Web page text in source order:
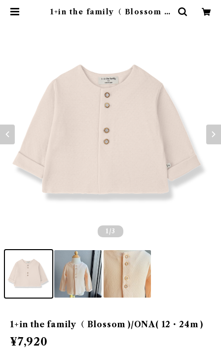
1+in the family（ Blossom )/
1 /3
1+in the family（ Blossom )/ONA( 12・24m )
¥7,920